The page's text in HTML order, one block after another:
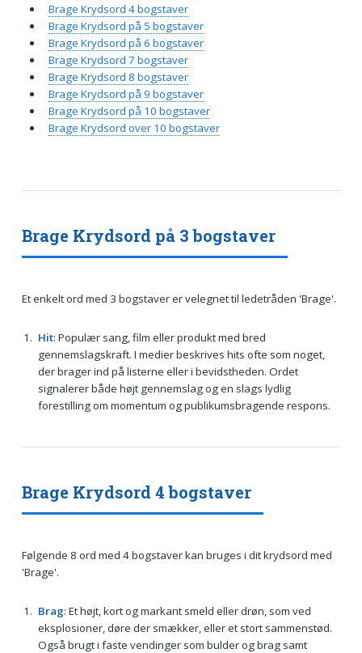
Brage Krydsord på 3 bogstaver
Et enkelt ord med 3 bogstaver er velegnet til ledetråden 'Brage'.
Hit: Populær sang, film eller produkt med bred
gennemslagskraft. I medier beskrives hits ofte som noget,
der brager ind på listerne eller i bevidstheden. Ordet
signalerer både højt gennemslag og en slags lydlig
forestilling om momentum og publikumsbragende respons.
Brage Krydsord 4 bogstaver
Følgende 8 ord med 4 bogstaver kan bruges i dit krydsord med
'Brage'.
Brag: Et højt, kort og markant smeld eller drøn, som ved
eksplosioner, døre der smækker, eller et stort sammenstød.
Også brugt i faste vendinger som bulder og brag samt
Brage Krydsord 4 bogstaver
Brage Krydsord på 5 bogstaver
Brage Krydsord på 6 bogstaver
Brage Krydsord 7 bogstaver
Brage Krydsord 8 bogstaver
Brage Krydsord på 9 bogstaver
Brage Krydsord på 10 bogstaver
Brage Krydsord over 10 bogstaver